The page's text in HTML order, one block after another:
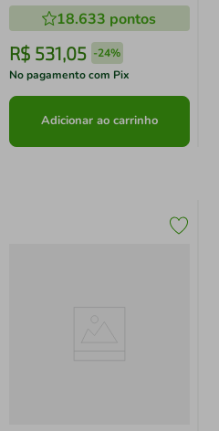
18.633 pontos
R$ 531,05 -24%
No pagamento com Pix
Adicionar ao carrinho